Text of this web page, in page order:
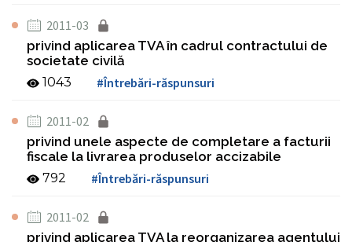
2011-03
privind aplicarea TVA în cadrul contractului de
societate civilă
1043 #Întrebări-răspunsuri
2011-02
privind unele aspecte de completare a facturii
fiscale la livrarea produselor accizabile
792 #Întrebări-răspunsuri
2011-02
privind aplicarea TVA la reorganizarea agentului